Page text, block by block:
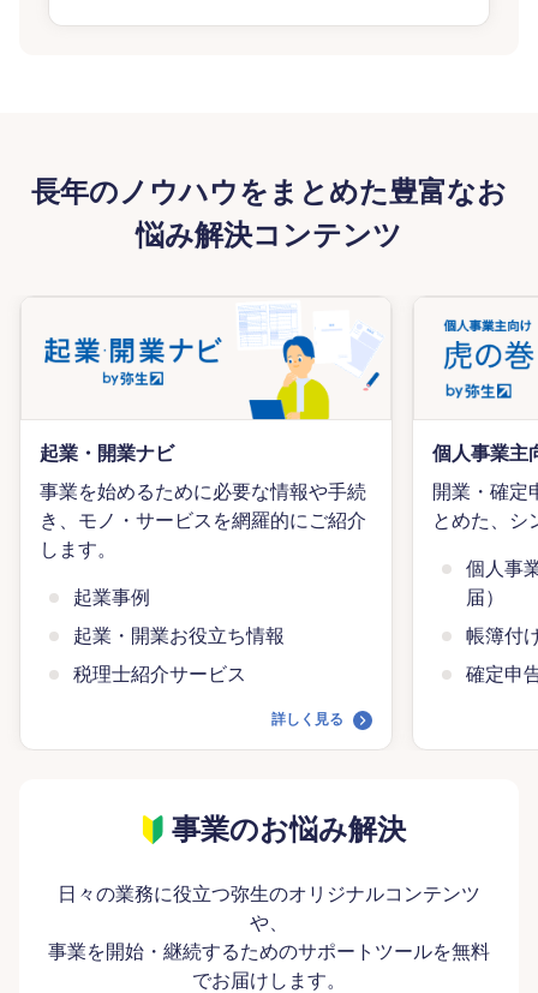
長年のノウハウをまとめた豊富なお
悩み解決コンテンツ
起業・開業ナビ
事業を始めるために必要な情報や手続
き、モノ・サービスを網羅的にご紹介
します。
起業事例
起業・開業お役立ち情報
税理士紹介サービス
詳しく見る
個人事業主
開業・確定
とめた、シ
個人事
届）
帳簿付
確定申
事業のお悩み解決
日々の業務に役立つ弥生のオリジナルコンテンツ
や、
事業を開始・継続するためのサポートツールを無料
でお届けします。